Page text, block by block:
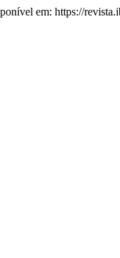
em: https://